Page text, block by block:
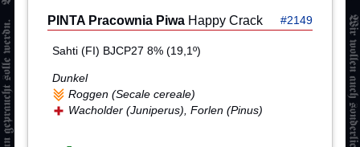
PINTA Pracownia Piwa Happy Crack #2149
Sahti (FI) BJCP27 8% (19,1º)
Dunkel
Roggen (Secale cereale)
Wacholder (Juniperus), Forlen (Pinus)